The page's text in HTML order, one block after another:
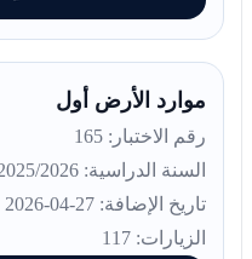
موارد الأرض أول
رقم الاختبار: 165
السنة الدراسية: 2025/2026
تاريخ الإضافة: 27-04-2026
الزيارات: 117